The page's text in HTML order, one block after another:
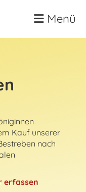
Menü
Kauf unserer
nach
erfassen